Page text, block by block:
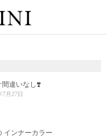
間違いなし❣️
7月27日
インナーカラー